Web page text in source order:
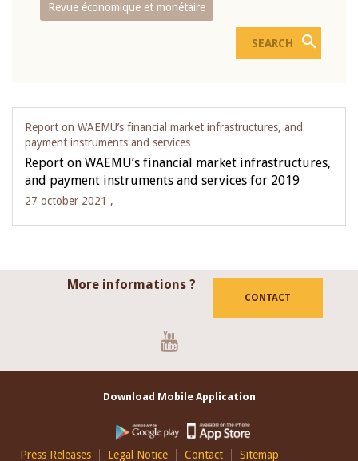
Revue économique et monétaire
Report on WAEMU’s financial market infrastructures, and
payment instruments and services
Report on WAEMU’s financial market infrastructures,
and payment instruments and services for 2019
27 october 2021 ,
More informations ?
CONTACT
Download Mobile Application
Footer
Press Releases Legal Notice Contact Sitemap